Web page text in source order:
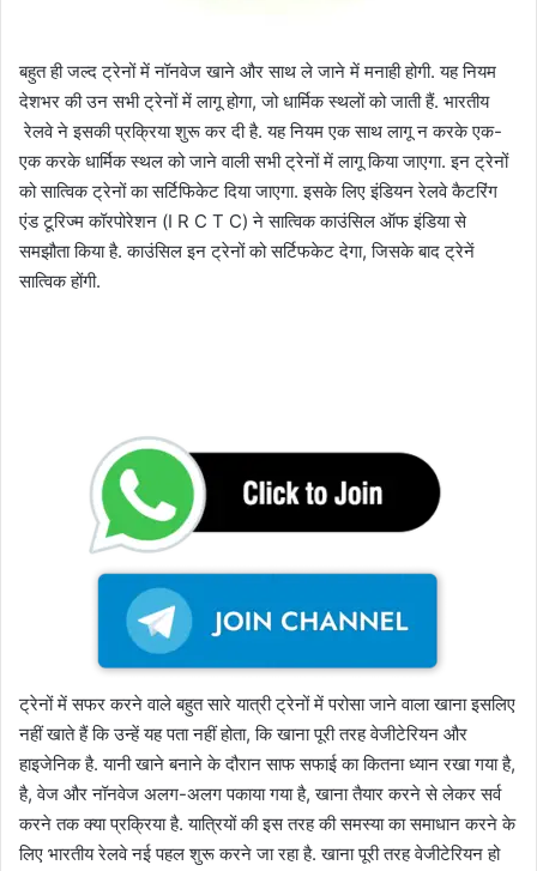
बहुत ही जल्‍द ट्रेनों में नॉनवेज खाने और साथ ले जाने में मनाही होगी. यह नियम
देशभर की उन सभी ट्रेनों में लागू होगा, जो धार्मिक स्‍थलों को जाती हैं. भारतीय
रेलवे ने इसकी प्रक्रिया शुरू कर दी है. यह नियम एक साथ लागू न करके एक-
एक करके धार्मिक स्‍थल को जाने वाली सभी ट्रेनों में लागू किया जाएगा. इन ट्रेनों
को सात्विक ट्रेनों का सर्टिफिकेट दिया जाएगा. इसके लिए इंडियन रेलवे कैटरिंग
एंड टूरिज्‍म कॉरपोरेशन (I R C T C) ने सात्विक काउंसिल ऑफ इंडिया से
समझौता किया है. काउंसिल इन ट्रेनों को सर्टिफकेट देगा, जिसके बाद ट्रेनें
सात्विक होंगी.
ट्रेनों में सफर करने वाले बहुत सारे यात्री ट्रेनों में परोसा जाने वाला खाना इसलिए
नहीं खाते हैं कि उन्‍हें यह पता नहीं होता, कि खाना पूरी तरह वेजीटेरियन और
हाइजेनिक है. यानी खाने बनाने के दौरान साफ सफाई का कितना ध्‍यान रखा गया है,
है, वेज और नॉनवेज अलग-अलग पकाया गया है, खाना तैयार करने से लेकर सर्व
करने तक क्‍या प्रक्रिया है. यात्रियों की इस तरह की समस्‍या का समाधान करने के
लिए भारतीय रेलवे नई पहल शुरू करने जा रहा है. खाना पूरी तरह वेजीटेरियन हो